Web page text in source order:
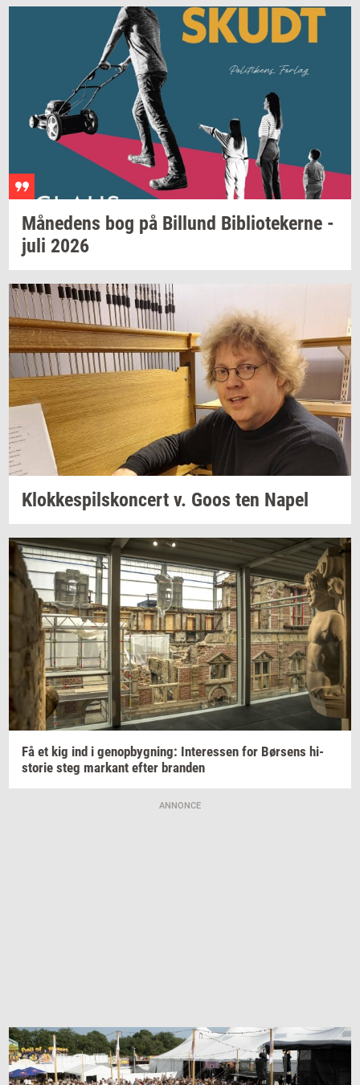
Må­ne­dens bog på Bil­lund Bi­bli­o­te­ker­ne -
juli 2026
Klok­ke­spils­kon­cert v. Goos ten Napel
Få et kig ind i genop­byg­ning: In­ter­es­sen for Bør­sens hi­
sto­rie steg mar­kant efter bran­den
ANNONCE